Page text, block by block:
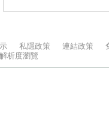
私隱政策 連結政策
析度瀏覽